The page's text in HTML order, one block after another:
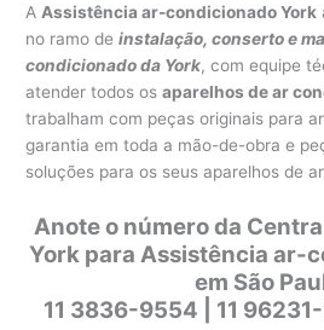
A Assistência ar-condicionado York
no ramo deinstalação, conserto e
condicionado da York, com equipe
atender todos osaparelhos de ar
trabalham com peças originais para
garantia em toda a mão-de-obra e
soluções para os seus aparelhos de
Anote o número da
York para Assistência ar-
em São
11 3836-9554 | 11